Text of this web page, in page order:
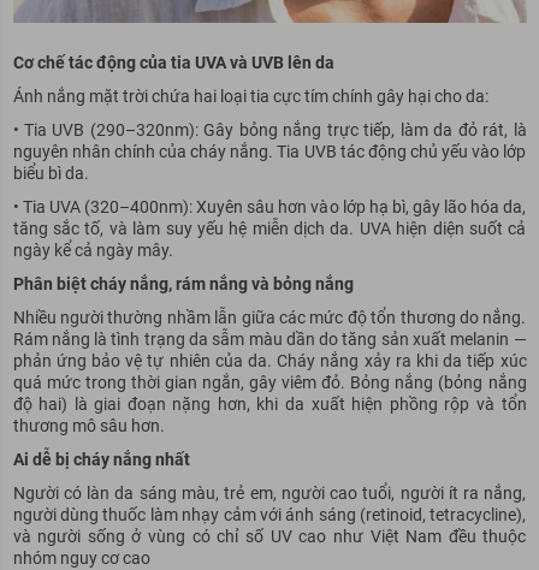
Cơ chế tác động của tia UVA và UVB lên da
Ánh nắng mặt trời chứa hai loại tia cực tím chính gây hại cho da:
• Tia UVB (290–320nm): Gây bỏng nắng trực tiếp, làm da đỏ rát, là
nguyên nhân chính của cháy nắng. Tia UVB tác động chủ yếu vào lớp
biểu bì da.
• Tia UVA (320–400nm): Xuyên sâu hơn vào lớp hạ bì, gây lão hóa da,
tăng sắc tố, và làm suy yếu hệ miễn dịch da. UVA hiện diện suốt cả
ngày kể cả ngày mây.
Phân biệt cháy nắng, rám nắng và bỏng nắng
Nhiều người thường nhầm lẫn giữa các mức độ tổn thương do nắng.
Rám nắng là tình trạng da sẫm màu dần do tăng sản xuất melanin —
phản ứng bảo vệ tự nhiên của da. Cháy nắng xảy ra khi da tiếp xúc
quá mức trong thời gian ngắn, gây viêm đỏ. Bỏng nắng (bỏng nắng
độ hai) là giai đoạn nặng hơn, khi da xuất hiện phồng rộp và tổn
thương mô sâu hơn.
Ai dễ bị cháy nắng nhất
Người có làn da sáng màu, trẻ em, người cao tuổi, người ít ra nắng,
người dùng thuốc làm nhạy cảm với ánh sáng (retinoid, tetracycline),
và người sống ở vùng có chỉ số UV cao như Việt Nam đều thuộc
nhóm nguy cơ cao